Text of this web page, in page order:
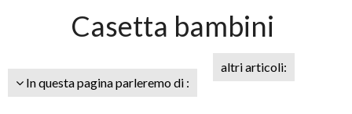
Casetta bambini
In questa pagina parleremo di :
altri articoli: